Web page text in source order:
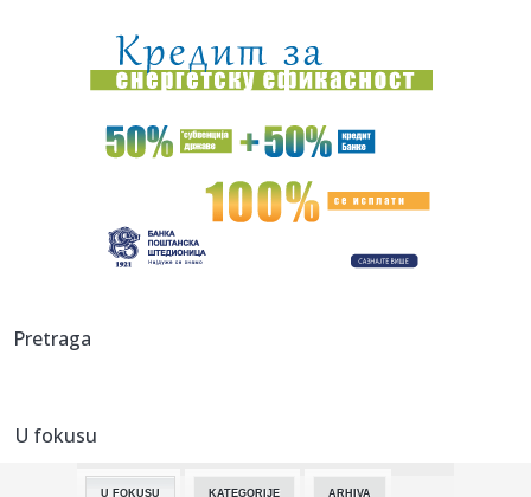
04:19:Sednica Skupštine AP Vojvodine, na dnevnom redu
prostorni plan z...
02:51:Oblačno sa sunčanim intervalima, temperature od -5 do 17
stepen...
Zašto kineski automobili obećavaju 30 posto veći domet
01:44:Galatine akcije "skočile do neba": Ubedljiva pobeda nad
vozila n...
01:35:
Pretraga
U fokusu
U FOKUSU KATEGORIJE ARHIVA